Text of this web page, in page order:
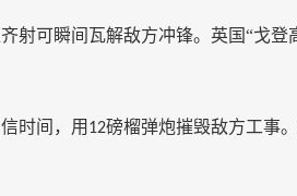
射可瞬间瓦解敌方冲锋。英国“戈登
时间，用 12磅榴弹炮摧毁敌方工事。